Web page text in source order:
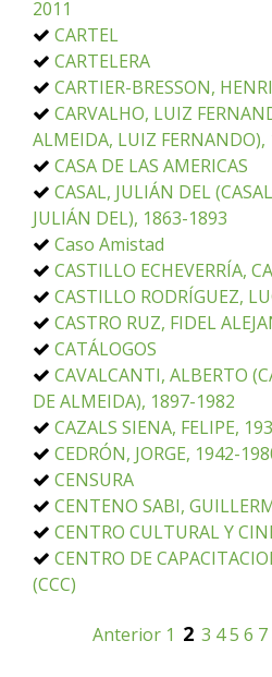
2011
CARTEL
CARTELERA
CARTIER-BRESSON,
CARVALHO, LUIZ
ALMEIDA, LUIZ FERNANDO),
CASA DE LAS AMERICAS
CASAL, JULIÁN DEL
JULIÁN DEL), 1863-1893
Caso Amistad
CASTILLO ECHEVERRÍA,
CASTILLO RODRÍGUEZ,
CASTRO RUZ, FIDEL
CATÁLOGOS
CAVALCANTI, ALBERTO
DE ALMEIDA), 1897-1982
CAZALS SIENA, FELIPE,
CEDRÓN, JORGE, 1942-
CENSURA
CENTENO SABI,
CENTRO CULTURAL Y
CENTRO DE
(CCC)
Anterior 1 2 3 45 6 7